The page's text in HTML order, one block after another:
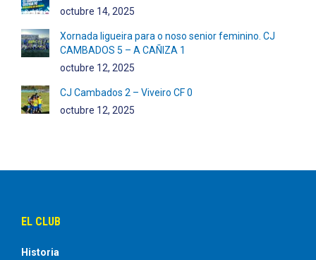
octubre 14, 2025
Xornada ligueira para o noso senior feminino. CJ
CAMBADOS 5 – A CAÑIZA 1
octubre 12, 2025
CJ Cambados 2 – Viveiro CF 0
octubre 12, 2025
EL CLUB
Historia